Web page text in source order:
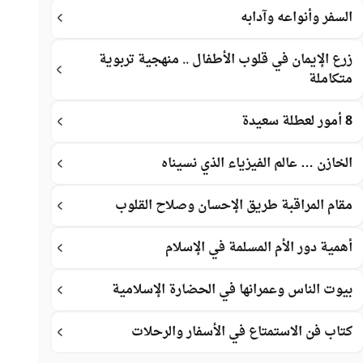
السفر وأنواعه وآدابه
زرع الإيمان في قلوب الأطفال .. منهجية تربوية
متكاملة
8 أمور لعطلة سعيدة
الخازن … عالم الفيزياء الذي نسيناه
مقام المراقبة طريق الإحسان وصلاح القلوب
أهمية دور الأم المسلمة في الإسلام
بيوت الناس وعمرانها في الحضارة الإسلامية
كتاب فن الاستمتاع في الأسفار والرحلات